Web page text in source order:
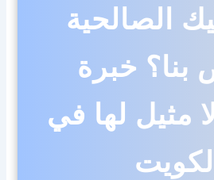
الصالحية
بنا؟ خبرة
مثيل لها في
الكويت